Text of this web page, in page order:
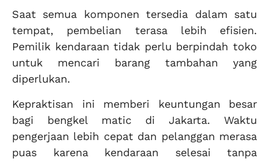
Saat semua komponen tersedia dalam satu
tempat, pembelian terasa lebih efisien.
Pemilik kendaraan tidak perlu berpindah toko
untuk mencari barang tambahan yang
diperlukan.
Kepraktisan ini memberi keuntungan besar
bagi bengkel matic di Jakarta. Waktu
pengerjaan lebih cepat dan pelanggan merasa
puas karena kendaraan selesai tanpa